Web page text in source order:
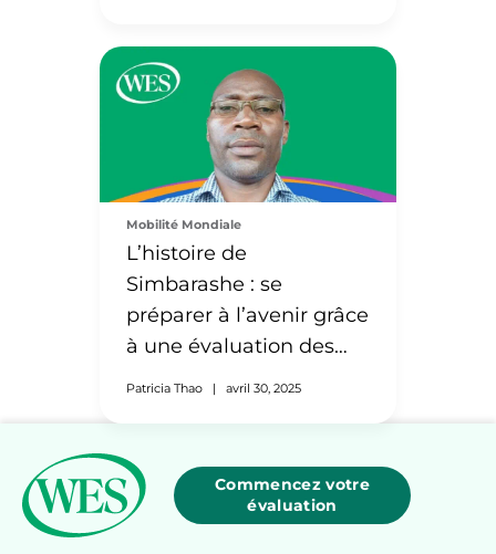
Mobilité Mondiale
L’histoire de
Simbarashe : se
préparer à l’avenir grâce
à une évaluation des
diplômes
Patricia Thao | avril 30, 2025
Commencez votre
évaluation